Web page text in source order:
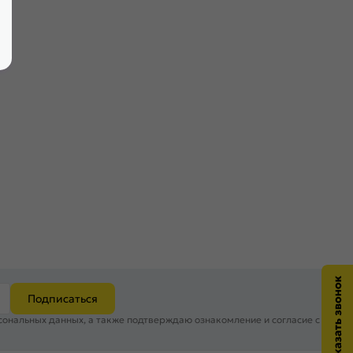
Подписаться
данных, а также подтверждаю ознакомление и согласие с